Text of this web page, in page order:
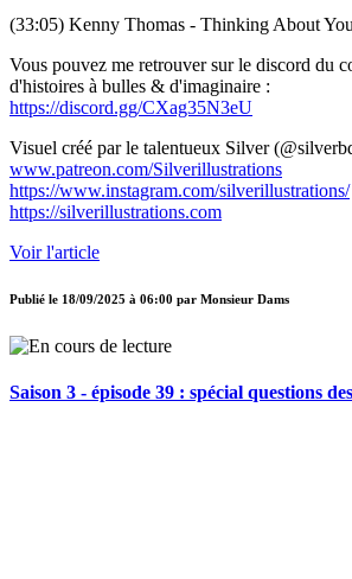
(33:05) Kenny Thomas - Thinking About
Vous pouvez me retrouver sur le discord du
d'histoires à bulles & d'imaginaire :
https://discord.gg/CXag35N3eU
Visuel créé par le talentueux Silver
www.patreon.com/Silverillustrations
https://www.instagram.com/silverillustrations/
https://silverillustrations.com
Voir l'article
Publié le 18/09/2025 à 06:00 par Monsieur Dams
Saison 3 - épisode 39 : spécial questions